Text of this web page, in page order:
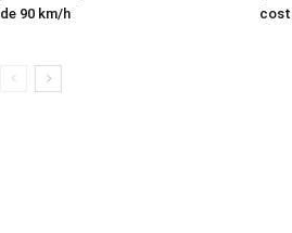
de 90 km/h